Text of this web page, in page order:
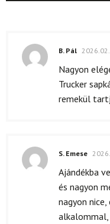
B. Pál
Nagyon
Trucker
remekül
S. Emese
Ajándékba
és nagyon
nagyon
alkalommal,